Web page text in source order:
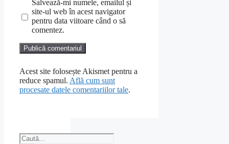
Salvează-mi numele, emailul și
site-ul web în acest navigator
pentru data viitoare când o să
comentez.
Acest site folosește Akismet pentru a
reduce spamul. Află cum sunt
procesate datele comentariilor tale.
Caută